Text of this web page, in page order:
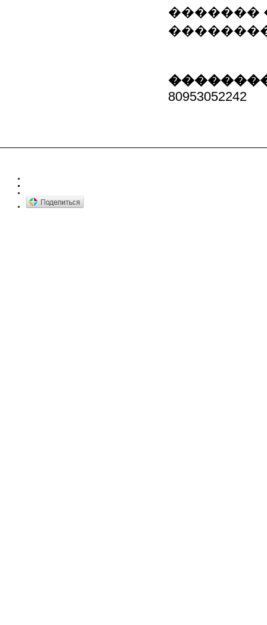
�������
80953052242